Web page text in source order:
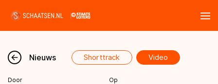
Nieuws
Nieuws Shorttrack Video
Door Op